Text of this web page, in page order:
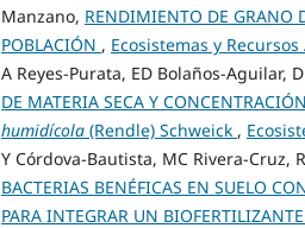
Manzano, RENDIMIENTO DE GRANO
POBLACIÓN , Ecosistemas y
A Reyes-Purata, ED Bolaños-Aguilar,
DE MATERIA SECA Y
humidícola (Rendle) Schweick ,
Y Córdova-Bautista, MC Rivera-Cruz,
BACTERIAS BENÉFICAS EN SUELO
PARA INTEGRAR UN BIOFERTILIZANTE